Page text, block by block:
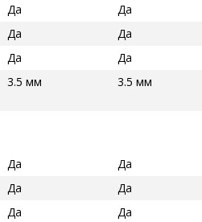
Да
Да
Да
Да
Да
Да
3.5 мм 3.5 мм
Да
Да
Да
Да
Да
Да